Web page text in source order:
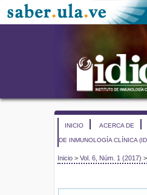
INICIO ACERCA DE
DE INMUNOLOGÍA CLÍNICA
Inicio > Vol. 6, Núm. 1 (2017) >